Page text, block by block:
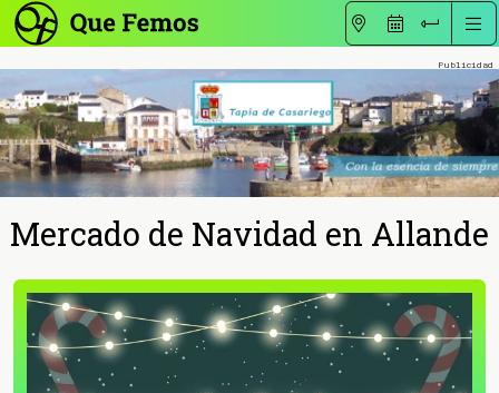
Mercado de Navidad en Allande